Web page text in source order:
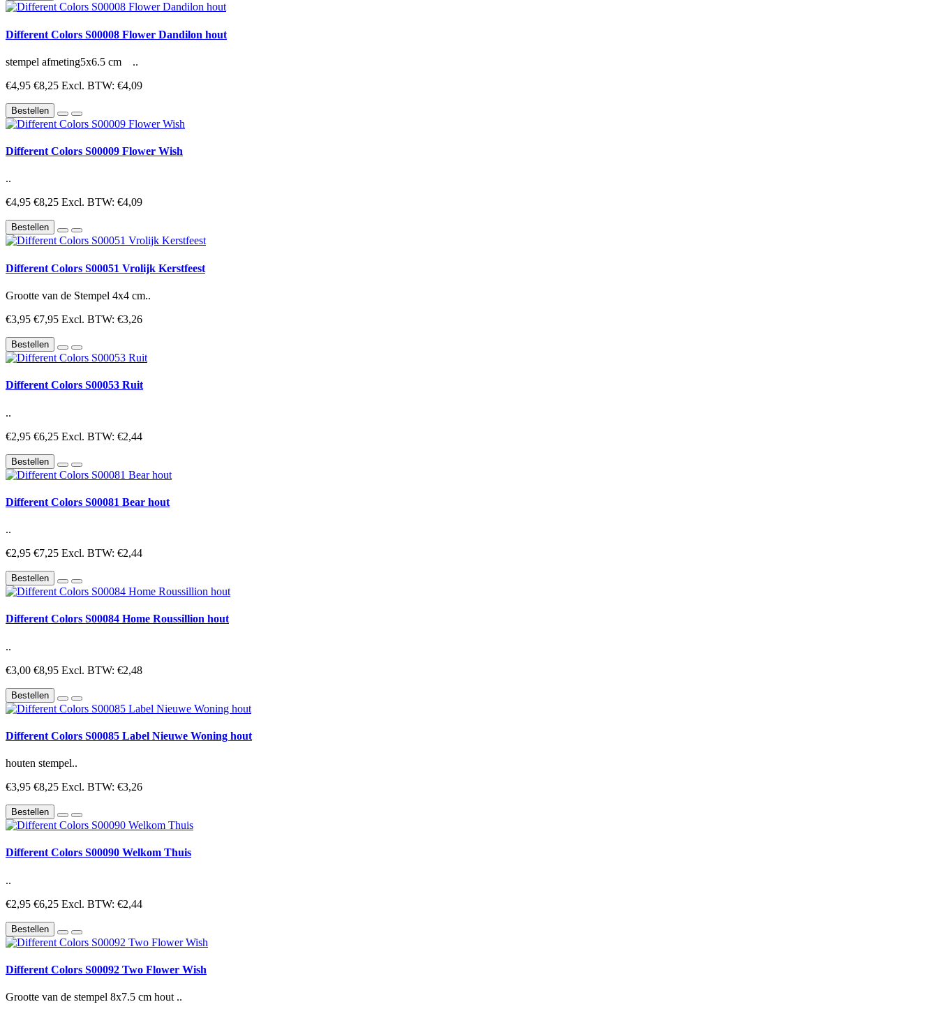
Different Colors S00008 Flower Dandilon hout
stempel afmeting5x6.5 cm ..
€4,95 €8,25 Excl. BTW: €4,09
Bestellen
Different Colors S00009 Flower Wish
..
€4,95 €8,25 Excl. BTW: €4,09
Bestellen
Different Colors S00051 Vrolijk Kerstfeest
Grootte van de Stempel 4x4 cm..
€3,95 €7,95 Excl. BTW: €3,26
Bestellen
Different Colors S00053 Ruit
..
€2,95 €6,25 Excl. BTW: €2,44
Bestellen
Different Colors S00081 Bear hout
..
€2,95 €7,25 Excl. BTW: €2,44
Bestellen
Different Colors S00084 Home Roussillion hout
..
€3,00 €8,95 Excl. BTW: €2,48
Bestellen
Different Colors S00085 Label Nieuwe Woning hout
houten stempel..
€3,95 €8,25 Excl. BTW: €3,26
Bestellen
Different Colors S00090 Welkom Thuis
..
€2,95 €6,25 Excl. BTW: €2,44
Bestellen
Different Colors S00092 Two Flower Wish
Grootte van de stempel 8x7.5 cm hout ..